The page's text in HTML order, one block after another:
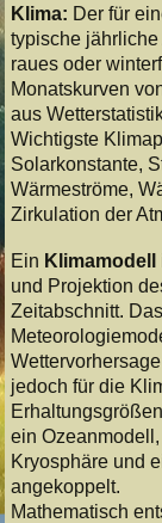
Klima: Der für
typische
raues oder
Monatskurven
aus
Wichtigste
Solarkonstante,
Wärmeströme,
Zirkulation der
Ein Klimamodell
und Projektion
Zeitabschnitt.
jedoch für die
ein
Kryosphäre und
angekoppelt.
Mathematisch